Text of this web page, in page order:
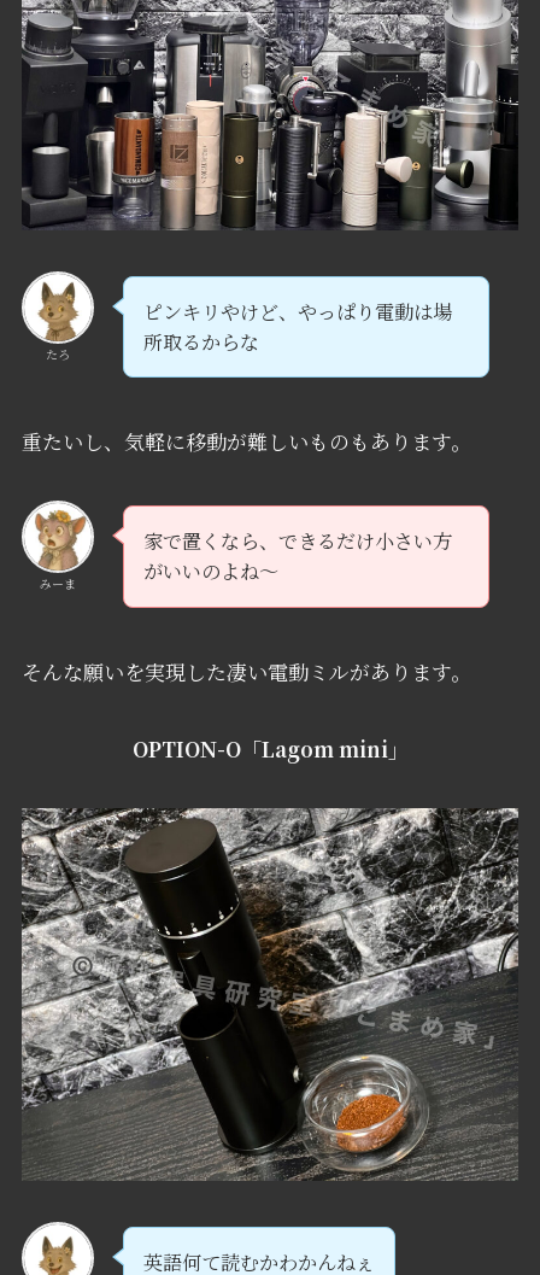
たろ
ピンキリやけど、やっぱり電動は場
所取るからな
重たいし、気軽に移動が難しいものもあります。
みーま
家で置くなら、できるだけ小さい方
がいいのよね～
そんな願いを実現した凄い電動ミルがあります。
OPTION-O「Lagom mini」
英語何て読むかわかんねぇ